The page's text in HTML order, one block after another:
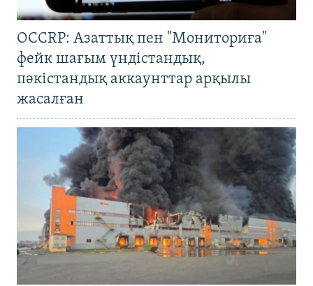
OCCRP: Азаттық пен "Мониториға"
фейк шағым үндістандық,
пәкістандық аккаунттар арқылы
жасалған